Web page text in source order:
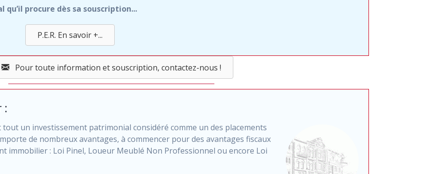
qu’il procure dès sa souscription...
P.E.R. En savoir +...
Pour toute information et souscription, contactez-nous !
:
un investissement patrimonial considéré comme un des placements
de nombreux avantages, à commencer pour des avantages fiscaux
immobilier : Loi Pinel, Loueur Meublé Non Professionnel ou encore Loi